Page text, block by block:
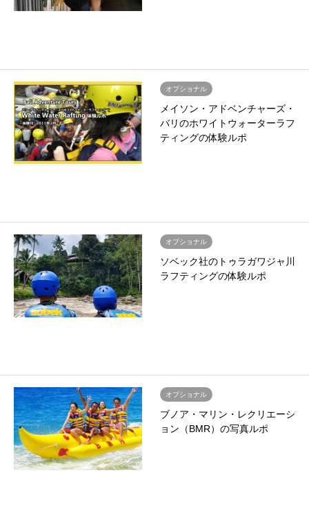
オプショナル
メイソン・アドベンチャーズ・
バリのホワイトウォーターラフ
ティングの体験ルポ
オプショナル
ソベック社のトゥラガワジャ川
ラフティングの体験ルポ
オプショナル
ブノア・マリン・レクリエーシ
ョン（BMR）の写真ルポ